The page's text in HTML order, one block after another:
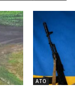
АТО